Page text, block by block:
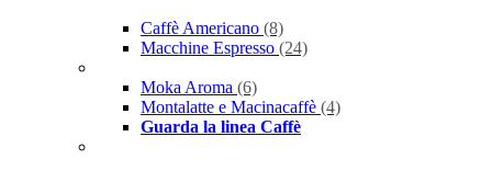
Caffè Americano (8)
Macchine Espresso (24)
Moka Aroma (6)
Montalatte e Macinacaffè (4)
Guarda la linea Caffè